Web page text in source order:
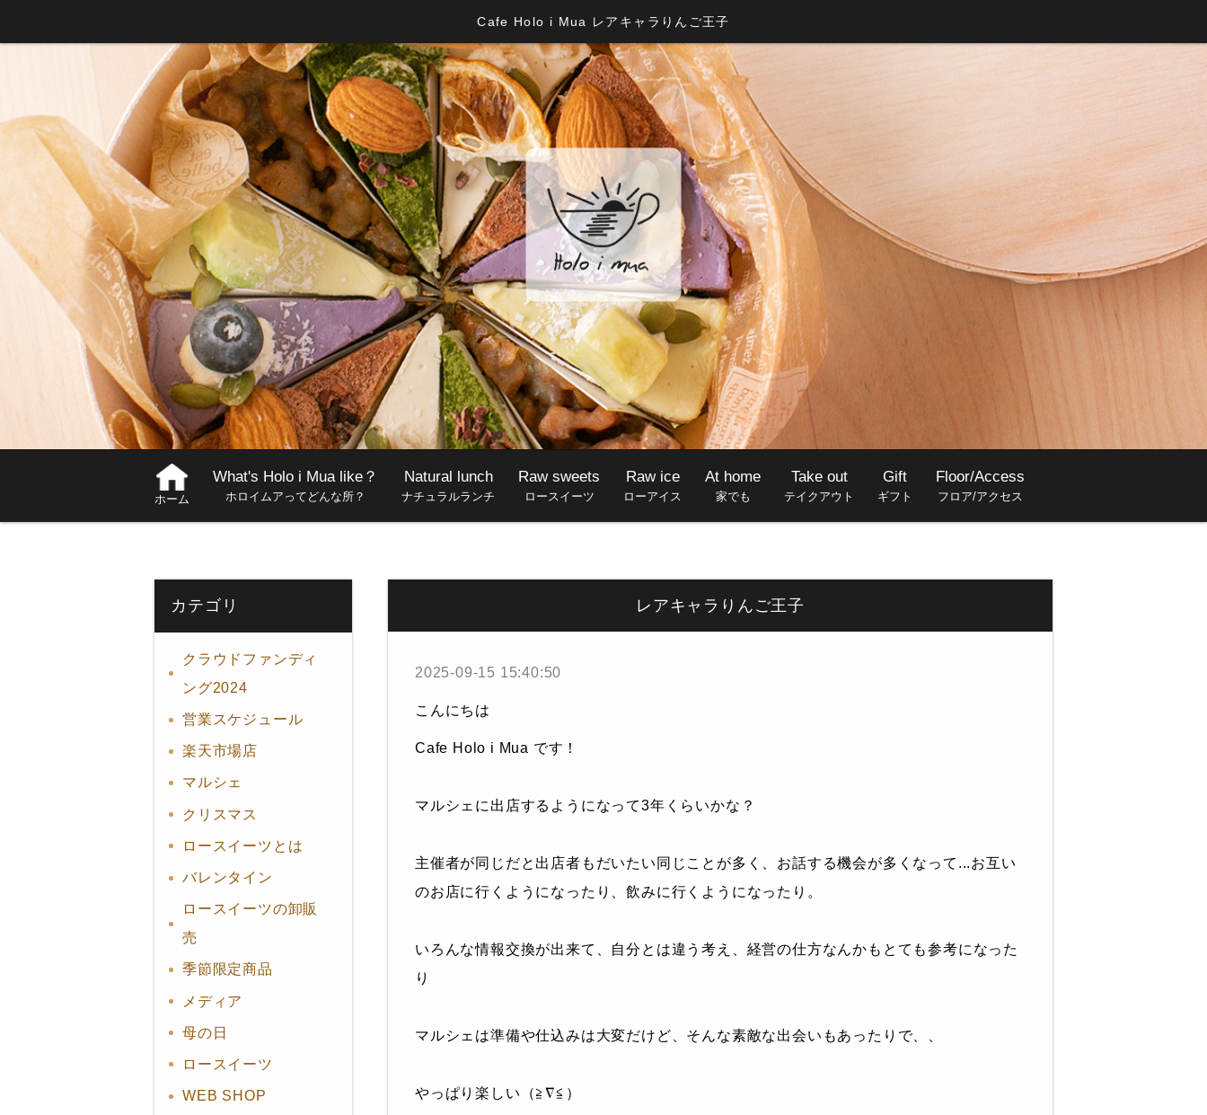
Cafe Holo i Mua レアキャラりんご王子
ホーム
What's Holo i Mua like？
ホロイムアってどんな所？
Natural lunch
ナチュラルランチ
Raw sweets
ロースイーツ
Raw ice
ローアイス
At home
家でも
Take out
テイクアウト
Gift
ギフト
Floor/Access
フロア/アクセス
カテゴリ
クラウドファンディ
ング2024
営業スケジュール
楽天市場店
マルシェ
クリスマス
ロースイーツとは
バレンタイン
ロースイーツの卸販
売
季節限定商品
メディア
母の日
ロースイーツ
WEB SHOP
レアキャラりんご王子
2025-09-15 15:40:50
こんにちは
Cafe Holo i Mua です！
マルシェに出店するようになって3年くらいかな？
主催者が同じだと出店者もだいたい同じことが多く、 お話する機会が多くなって...お互い
のお店に行くようになったり、飲みに行くようになったり。
いろんな情報交換が出来て、自分とは違う考え、経営の仕方なんかもとても参考になった
り
マルシェは準備や仕込みは大変だけど、そんな素敵な出会いもあったりで、、
やっぱり楽しい（≧∇≦）